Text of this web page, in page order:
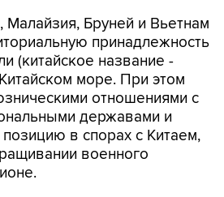
Малайзия, Бруней и Вьетнам
принадлежность
(китайское название -
море. При этом
отношениями с
державами и
в спорах с Китаем,
военного